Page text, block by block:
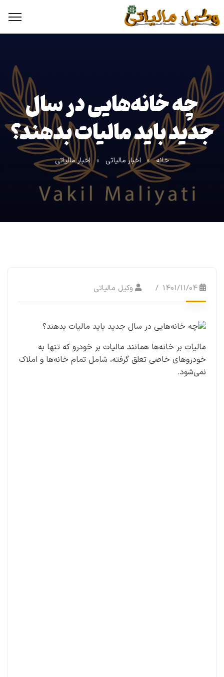
چه خانه‌هایی در سال
جدید باید مالیات بدهند؟
خانه » اخبار مالیاتی » اخبار مالیاتی
1401/11/04 وکیل مالیاتی
مالیات بر خانه‌ها همانند مالیات بر خودرو که تنها به
خودروهای خاصی تعلق گرفته، شامل تمام خانه‌ها و املاک
نمی‌شود.